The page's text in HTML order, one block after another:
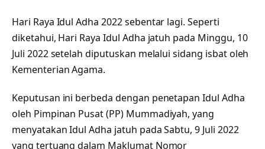
Hari Raya Idul Adha 2022 sebentar lagi. Seperti
diketahui, Hari Raya Idul Adha jatuh pada Minggu, 10
Juli 2022 setelah diputuskan melalui sidang isbat oleh
Kementerian Agama.
Keputusan ini berbeda dengan penetapan Idul Adha
oleh Pimpinan Pusat (PP) Mummadiyah, yang
menyatakan Idul Adha jatuh pada Sabtu, 9 Juli 2022
yang tertuang dalam Maklumat Nomor